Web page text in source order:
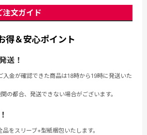
注文ガイド
得＆安心ポイント
送！
入金が確認できた商品は18時から19時に発送いた
の都合、発送できない場合がございます。
をスリーブ+型紙梱包いたします。